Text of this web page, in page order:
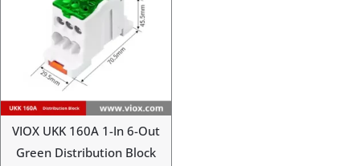
VIOX UKK 160A 1-In 6-Out
Green Distribution Block